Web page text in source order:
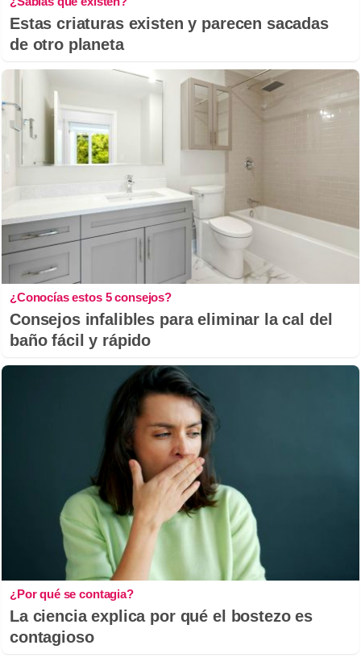
Estas criaturas existen y parecen sacadas
de otro planeta
¿Conocías estos 5 consejos?
Consejos infalibles para eliminar la cal del
baño fácil y rápido
¿Por qué se contagia?
La ciencia explica por qué el bostezo es
contagioso